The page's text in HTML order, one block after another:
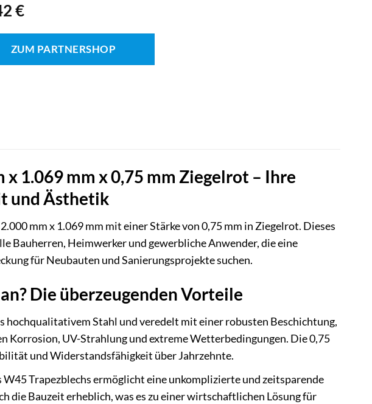
€
ZUM PARTNERSHOP
1.069 mm x 0,75 mm Ziegelrot – Ihre
und Ästhetik
mm x 1.069 mm mit einer Stärke von 0,75 mm in Ziegelrot. Dieses
Bauherren, Heimwerker und gewerbliche Anwender, die eine
für Neubauten und Sanierungsprojekte suchen.
Die überzeugenden Vorteile
hochqualitativem Stahl und veredelt mit einer robusten Beschichtung,
Korrosion, UV-Strahlung und extreme Wetterbedingungen. Die 0,75
und Widerstandsfähigkeit über Jahrzehnte.
Trapezblechs ermöglicht eine unkomplizierte und zeitsparende
die Bauzeit erheblich, was es zu einer wirtschaftlichen Lösung für